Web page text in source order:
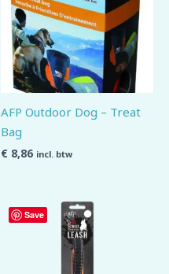
AFP Outdoor Dog – Treat
Bag
€ 8,86 incl. btw
Save